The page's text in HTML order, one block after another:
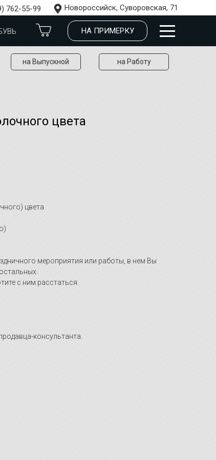
Новороссийск, Суворовская, 71
762-55-99
НА ПРИМЕРКУ
на Выпускной на Работу
цвета
цвета
мероприятия или работы, в нем Вы
с ним расстаться.
консультанта.